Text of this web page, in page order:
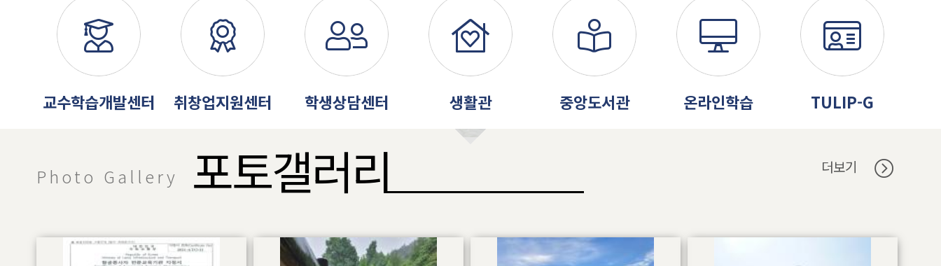
교수학습개발센터 취창업지원센터 학생상담센터 생활관 중앙도서관 온라인학습 TULIP-G
Photo Gallery 포토갤러리 더보기